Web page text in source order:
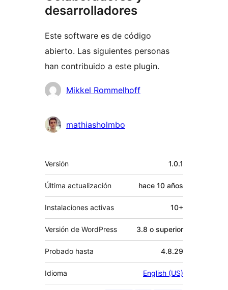
desarrolladores
Este software es de código
abierto. Las siguientes personas
han contribuido a este plugin.
Colaboradores
Mikkel Rommelhoff
mathiasholmbo
Meta
Versión 1.0.1
Última actualización hace 10 años
Instalaciones activas 10+
Versión de WordPress 3.8 o superior
Probado hasta 4.8.29
Idioma English (US)